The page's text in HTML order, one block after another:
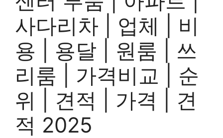
사다리차 | 업체 | 비
용 | 용달 | 원룸 | 쓰
리룸 | 가격비교 | 순
위 | 견적 | 가격 | 견
적 2025